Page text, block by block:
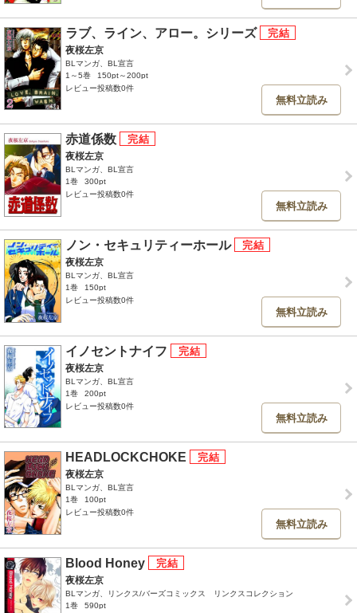
ラブ、ライン、アロー。シリーズ
夜桜左京
BLマンガ、BL宣言
1～5巻
150pt～200pt
レビュー投稿数0件
無料立読み
赤道係数
夜桜左京
BLマンガ、BL宣言
1巻
300pt
レビュー投稿数0件
無料立読み
ノン・セキュリティーホール
夜桜左京
BLマンガ、BL宣言
1巻
150pt
レビュー投稿数0件
無料立読み
イノセントナイフ
夜桜左京
BLマンガ、BL宣言
1巻
200pt
レビュー投稿数0件
無料立読み
HEADLOCKCHOKE
夜桜左京
BLマンガ、BL宣言
1巻
100pt
レビュー投稿数0件
無料立読み
Blood Honey
夜桜左京
BLマンガ、リンクス/バーズコミックス リンクスコレクション
1巻
590pt